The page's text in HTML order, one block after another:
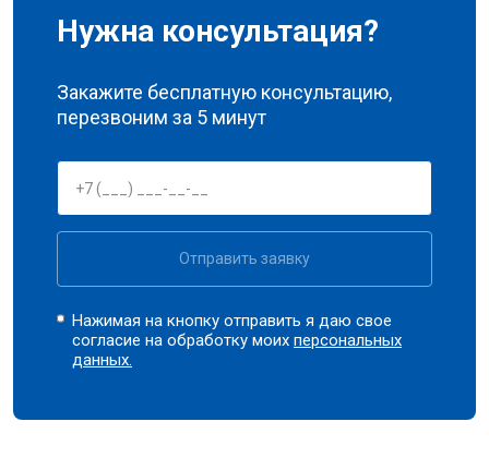
Нужна консультация?
Закажите бесплатную консультацию,
перезвоним за 5 минут
Отправить заявку
Нажимая на кнопку отправить я даю свое
согласие на обработку моихперсональных
данных.